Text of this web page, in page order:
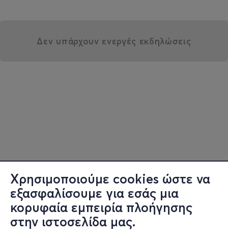
Χρησιμοποιούμε cookies ώστε να
εξασφαλίσουμε για εσάς μια
κορυφαία εμπειρία πλοήγησης
στην ιστοσελίδα μας.
Δεν υπάρχουν ενεργές εκδηλώσεις